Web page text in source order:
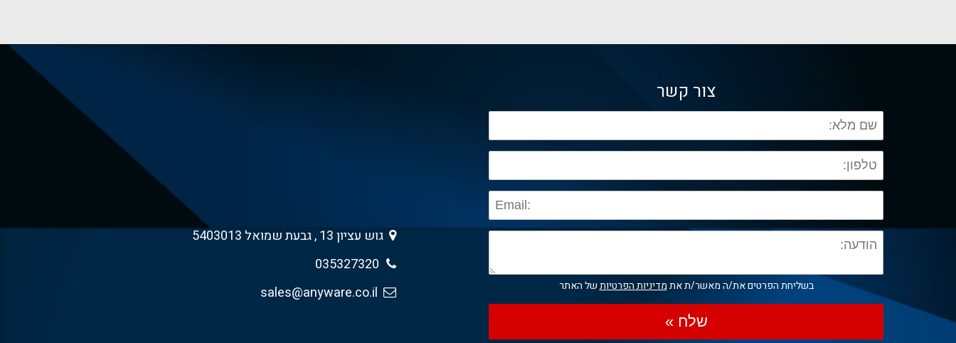
צור קשר
בשליחת הפרטים את/ה מאשר/ת אתמדיניות הפרטיותשל האתר
שלח »
גוש עציון 13 , גבעת שמואל 5403013
035327320